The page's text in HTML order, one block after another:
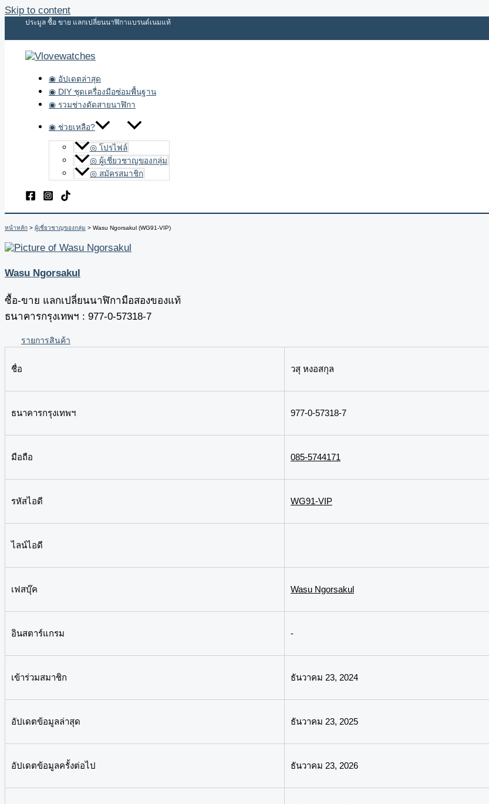
Skip to content
ประมูล ซื้อ ขาย แลกเปลี่ยนนาฬิกาแบรนด์เนมแท้
◉ อัปเดตล่าสุด
◉ DIY ชุดเครื่องมือซ่อมพื้นฐาน
◉ รวมช่างตัดสายนาฬิกา
◉ ช่วยเหลือ?
◎ โปรไฟล์
◎ ผู้เชี่ยวชาญของกลุ่ม
◎ สมัครสมาชิก
หน้าหลัก ผู้เชี่ยวชาญของกลุ่ม Wasu Ngorsakul (WG91-VIP)
Wasu Ngorsakul
ซื้อ-ขาย แลกเปลี่ยนนาฬิกามือสองของแท้
ธนาคารกรุงเทพฯ : 977-0-57318-7
รายการสินค้า
ชื่อ วสุ หงอสกุล
ธนาคารกรุงเทพฯ 977-0-57318-7
มือถือ 085-5744171
รหัสไอดี WG91-VIP
ไลน์ไอดี
เฟสบุ๊ค Wasu Ngorsakul
อินสตาร์แกรม -
เข้าร่วมสมาชิก ธันวาคม 23, 2024
อัปเดตข้อมูลล่าสุด ธันวาคม 23, 2025
อัปเดตข้อมูลครั้งต่อไป ธันวาคม 23, 2026